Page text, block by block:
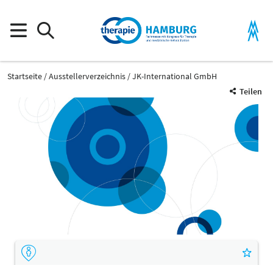
Startseite Ausstellerverzeichnis
JK-International GmbH
Teilen